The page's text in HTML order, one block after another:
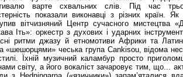
варте схвальних слів. Під час
показали виконавці з різних країн.
вітчизняний Центр сучасного мистецтва
Іть»: оркестр з духових і ударних
ритми джазу й етномотиви Африки та
«шешорцями» чеська група Cankisou, відома
Їхній музичний каламбур просто
світу, а його вокаліст зачаровує тим, що...